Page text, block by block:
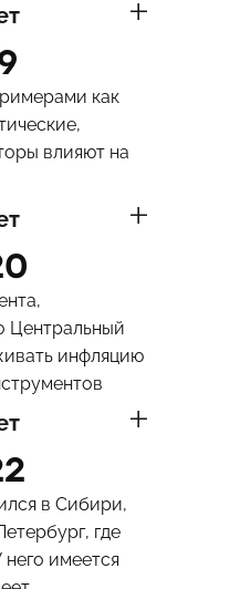
как
влияют на
Центральный
инфляцию
в Сибири,
где
имеется